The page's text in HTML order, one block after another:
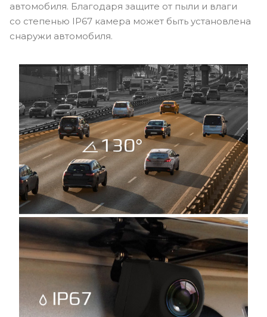
автомобиля. Благодаря защите от пыли и влаги
со степенью IP67 камера может быть установлена
снаружи автомобиля.